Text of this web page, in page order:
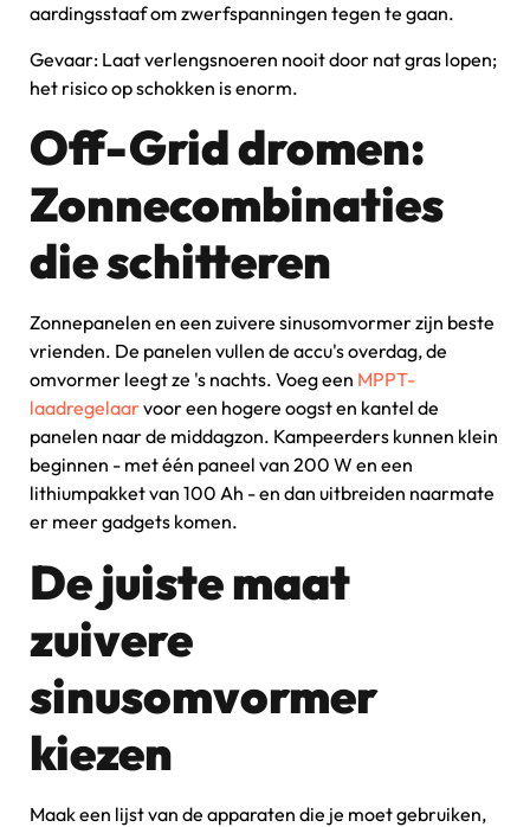
aardingsstaaf om zwerfspanningen tegen te gaan.
Gevaar: Laat verlengsnoeren nooit door nat gras lopen;
het risico op schokken is enorm.
Off-Grid dromen:
Zonnecombinaties
die schitteren
Zonnepanelen en een zuivere sinusomvormer zijn beste
vrienden. De panelen vullen de accu's overdag, de
omvormer leegt ze 's nachts. Voeg een MPPT-
laadregelaarvoor een hogere oogst en kantel de
panelen naar de middagzon. Kampeerders kunnen klein
beginnen - met één paneel van 200 W en een
lithiumpakket van 100 Ah - en dan uitbreiden naarmate
er meer gadgets komen.
De juiste maat
zuivere
sinusomvormer
kiezen
Maak een lijst van de apparaten die je moet gebruiken,